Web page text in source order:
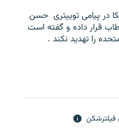
در پیامی توییتری ‌ حسن
قرار داده و گفته است
را تهدید نکند .